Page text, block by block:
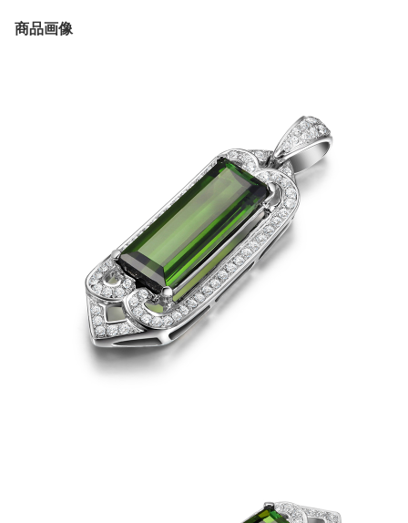
商品画像